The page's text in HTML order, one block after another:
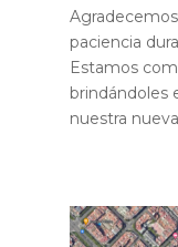
paciencia
Estamos
brindándoles
nuestra